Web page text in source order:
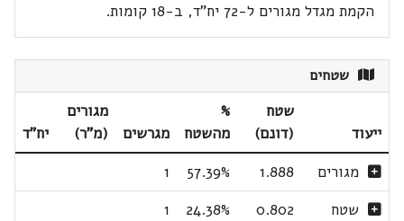
הקמת מגדל מגורים ל-72 יח"ד, ב-18 קומות.
שטחים
ייעוד
שטח
(דונם)
%
מהשטח
מגרשים
מגורים
(מ"ר)
יח"ד
מגורים
1.888
57.39%
1
שטח
0.802
24.38%
1